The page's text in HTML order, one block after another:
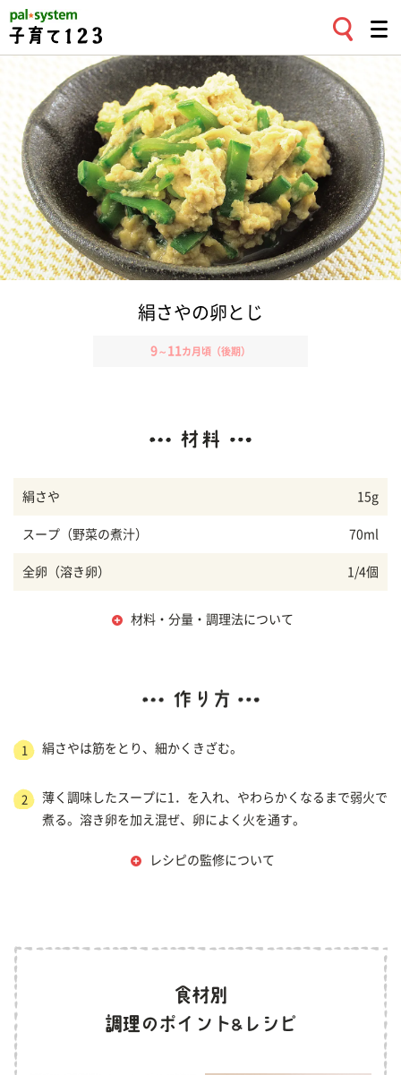
絹さやの卵とじ
9～ 11 カ月頃（後期）
絹さや 15g
スープ（野菜の煮汁） 70ml
全卵（溶き卵） 1/4個
材料・分量・調理法について
1 絹さやは筋をとり、細かくきざむ。
2
薄く調味したスープに1．を入れ、やわらかくなるまで弱火で
煮る。溶き卵を加え混ぜ、卵によく火を通す。
レシピの監修について